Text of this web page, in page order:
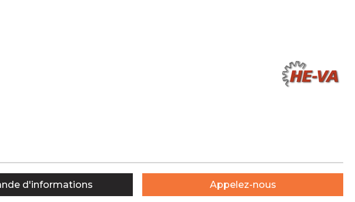
d'informations Appelez-nous